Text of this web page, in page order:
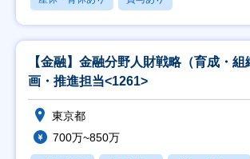
【金融】金融分野人財戦略（育成・
画・推進担当<1261>
東京都
700万~850万